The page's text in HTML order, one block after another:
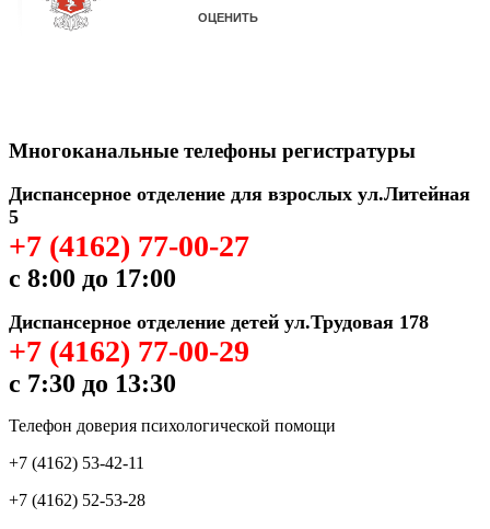
Многоканальные телефоны регистратуры
Диспансерное отделение для взрослых ул.Литейная
5
+7 (4162) 77-00-27
с 8:00 до 17:00
Диспансерное отделение детей ул.Трудовая 178
+7 (4162) 77-00-29
с 7:30 до 13:30
Телефон доверия психологической помощи
+7 (4162) 53-42-11
+7 (4162) 52-53-28